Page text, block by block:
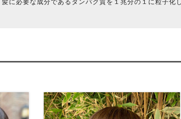
に必要な成分であるタンパク質を１兆分の１に粒子化